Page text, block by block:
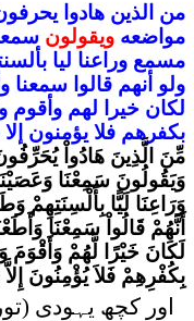
من الذين هادوا
مواضعه ويقولون
مسمع وراعنا ليا
ولو أنهم قالوا سمعنا
لكان خيرا لهم وأقوم
بكفرهم فلا يؤمنون إلا
مِّنَ الَّذِينَ هَادُواْ
وَيَقُولُونَ سَمِعْنَا
وَرَاعِنَا لَيًّا بِأَلْسِنَتِهِمْ
أَنَّهُمْ قَالُواْ سَمِعْنَا
لَكَانَ خَيْرًا لَّهُمْ وَأَقْوَمَ
بِكُفْرِهِمْ فَلاَ يُؤْمِنُونَ إِلاَّ
اور کچھ یہودی